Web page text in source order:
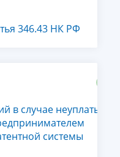
346.43 НК РФ
в случае неуплаты
системы